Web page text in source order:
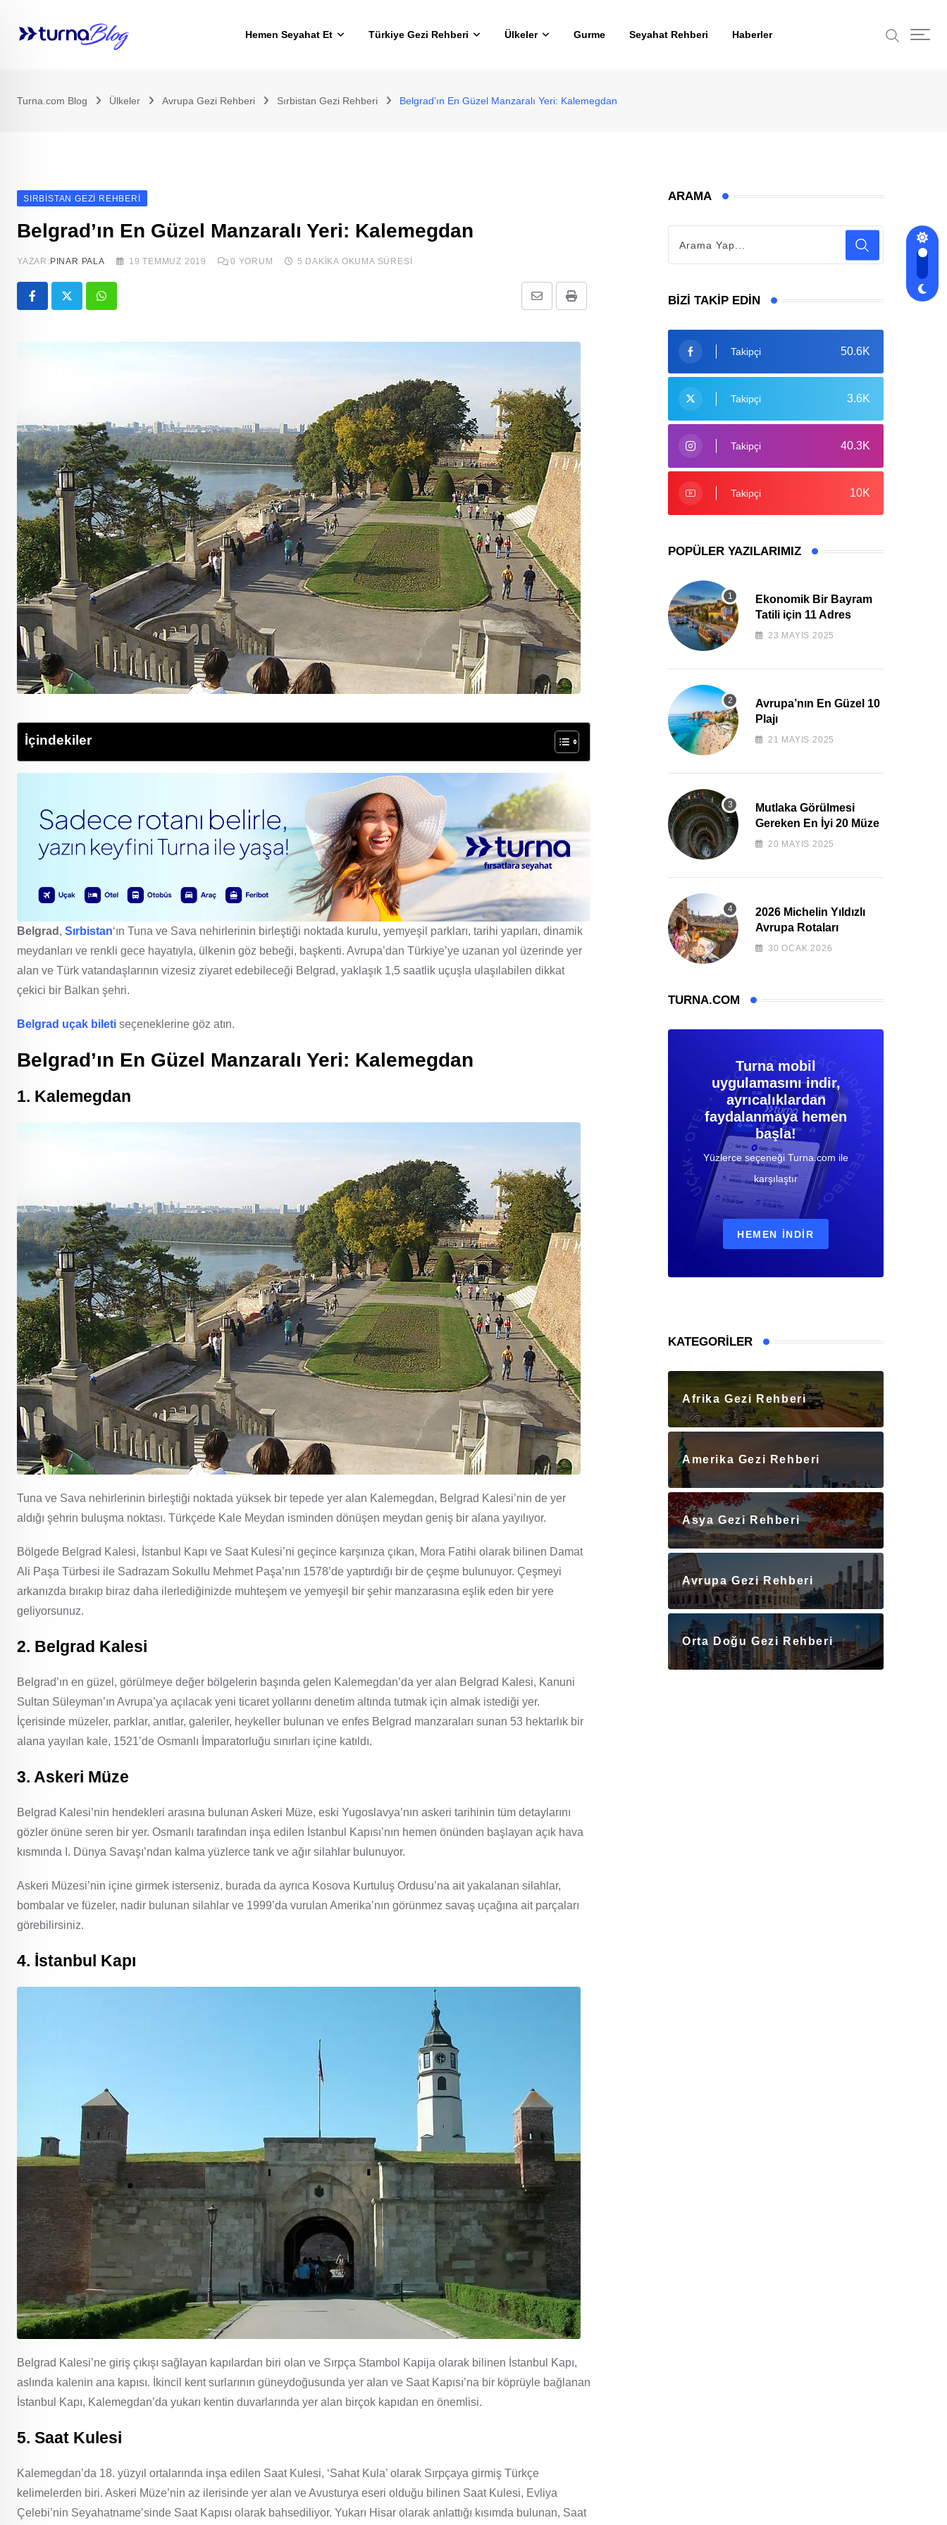
Hemen Seyahat Et Türkiye Gezi Rehberi Ülkeler Gurme Seyahat Rehberi Haberler
Turna.com Blog Ülkeler Avrupa Gezi Rehberi Sırbistan Gezi Rehberi Belgrad’ın En Güzel Manzaralı Yeri: Kalemegdan
SIRBISTAN GEZI REHBERI
Belgrad’ın En Güzel Manzaralı Yeri: Kalemegdan
YAZAR: PINAR PALA 19 TEMMUZ 2019 0 YORUM 5 DAKIKA OKUMA SÜRESI
Whatsapp Print
ile
İçindekiler
Belgrad , Sırbistan‘ın Tuna ve Sava nehirlerinin birleştiği noktada kurulu, yemyeşil parkları, tarihi yapıları, dinamik
meydanları ve renkli gece hayatıyla, ülkenin göz bebeği, başkenti. Avrupa’dan Türkiye’ye uzanan yol üzerinde yer
alan ve Türk vatandaşlarının vizesiz ziyaret edebileceği Belgrad, yaklaşık 1,5 saatlik uçuşla ulaşılabilen dikkat
çekici bir Balkan şehri.
Belgrad uçak bileti seçeneklerine göz atın.
Belgrad’ın En Güzel Manzaralı Yeri: Kalemegdan
1. Kalemegdan
Tuna ve Sava nehirlerinin birleştiği noktada yüksek bir tepede yer alan Kalemegdan, Belgrad Kalesi’nin de yer
aldığı şehrin buluşma noktası. Türkçede Kale Meydan isminden dönüşen meydan geniş bir alana yayılıyor.
Bölgede Belgrad Kalesi, İstanbul Kapı ve Saat Kulesi’ni geçince karşınıza çıkan, Mora Fatihi olarak bilinen Damat
Ali Paşa Türbesi ile Sadrazam Sokullu Mehmet Paşa’nın 1578’de yaptırdığı bir de çeşme bulunuyor. Çeşmeyi
arkanızda bırakıp biraz daha ilerlediğinizde muhteşem ve yemyeşil bir şehir manzarasına eşlik eden bir yere
geliyorsunuz.
2. Belgrad Kalesi
Belgrad’ın en güzel, görülmeye değer bölgelerin başında gelen Kalemegdan’da yer alan Belgrad Kalesi, Kanuni
Sultan Süleyman’ın Avrupa’ya açılacak yeni ticaret yollarını denetim altında tutmak için almak istediği yer.
İçerisinde müzeler, parklar, anıtlar, galeriler, heykeller bulunan ve enfes Belgrad manzaraları sunan 53 hektarlık bir
alana yayılan kale, 1521’de Osmanlı İmparatorluğu sınırları içine katıldı.
3. Askeri Müze
Belgrad Kalesi’nin hendekleri arasına bulunan Askeri Müze, eski Yugoslavya’nın askeri tarihinin tüm detaylarını
gözler önüne seren bir yer. Osmanlı tarafından inşa edilen İstanbul Kapısı’nın hemen önünden başlayan açık hava
kısmında I. Dünya Savaşı’ndan kalma yüzlerce tank ve ağır silahlar bulunuyor.
Askeri Müzesi’nin içine girmek isterseniz, burada da ayrıca Kosova Kurtuluş Ordusu’na ait yakalanan silahlar,
bombalar ve füzeler, nadir bulunan silahlar ve 1999’da vurulan Amerika’nın görünmez savaş uçağına ait parçaları
görebilirsiniz.
4. İstanbul Kapı
Belgrad Kalesi’ne giriş çıkışı sağlayan kapılardan biri olan ve Sırpça Stambol Kapija olarak bilinen İstanbul Kapı,
aslında kalenin ana kapısı. İkincil kent surlarının güneydoğusunda yer alan ve Saat Kapısı’na bir köprüyle bağlanan
İstanbul Kapı, Kalemegdan’da yukarı kentin duvarlarında yer alan birçok kapıdan en önemlisi.
5. Saat Kulesi
Kalemegdan’da 18. yüzyıl ortalarında inşa edilen Saat Kulesi, ‘Sahat Kula’ olarak Sırpçaya girmiş Türkçe
kelimelerden biri. Askeri Müze’nin az ilerisinde yer alan ve Avusturya eseri olduğu bilinen Saat Kulesi, Evliya
Çelebi’nin Seyahatname’sinde Saat Kapısı olarak bahsediliyor. Yukarı Hisar olarak anlattığı kısımda bulunan, Saat
ARAMA
BIZI TAKIP EDIN
50.6K
Takipçi
3.6K
Takipçi
40.3K
Takipçi
10K
Takipçi
POPÜLER YAZILARIMIZ
Ekonomik Bir Bayram
Tatili için 11 Adres
23 MAYIS 2025
Avrupa’nın En Güzel 10
Plajı
21 MAYIS 2025
Mutlaka Görülmesi
Gereken En İyi 20 Müze
20 MAYIS 2025
2026 Michelin Yıldızlı
Avrupa Rotaları
30 OCAK 2026
TURNA.COM
Turna mobil
uygulamasını indir,
ayrıcalıklardan
faydalanmaya hemen
başla!
Yüzlerce seçeneği Turna.com ile
karşılaştır
HEMEN İNDIR
KATEGORILER
Afrika Gezi Rehberi
Amerika Gezi Rehberi
Asya Gezi Rehberi
Avrupa Gezi Rehberi
Orta Doğu Gezi Rehberi